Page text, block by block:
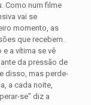
Como num filme
vai se
momento, as
que recebem.
a vítima se vê
da pressão de
disso, mas perde-
a cada noite,
se” diz a